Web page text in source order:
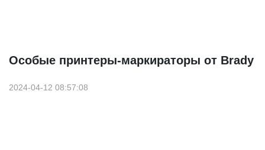
Особые принтеры-маркираторы от Brady
2024-04-12 08:57:08